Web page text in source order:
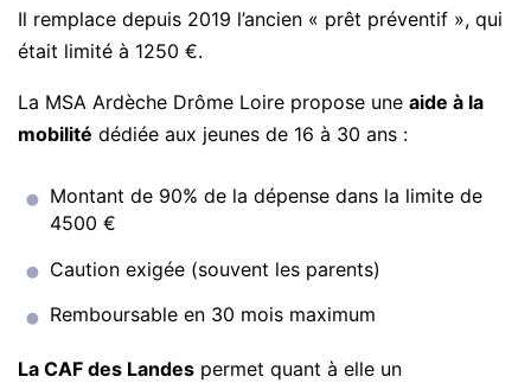
Il remplace depuis 2019 l’ancien « prêt préventif », qui
était limité à 1250 €.
La MSA Ardèche Drôme Loire propose une aide à la
mobilité dédiée aux jeunes de 16 à 30 ans :
Montant de 90% de la dépense dans la limite de
4500 €
Caution exigée (souvent les parents)
Remboursable en 30 mois maximum
La CAF des Landes permet quant à elle un